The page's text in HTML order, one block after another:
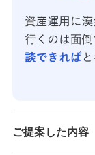
ご提案した内容